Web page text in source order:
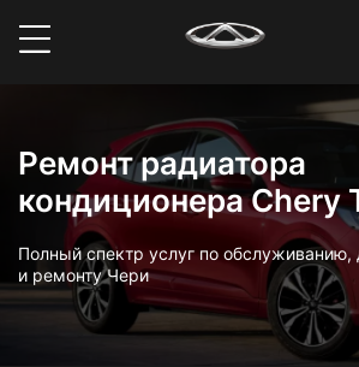
Ремонт радиатора
кондиционера Chery
Полный спектр услуг по обслуживанию,
и ремонту Чери